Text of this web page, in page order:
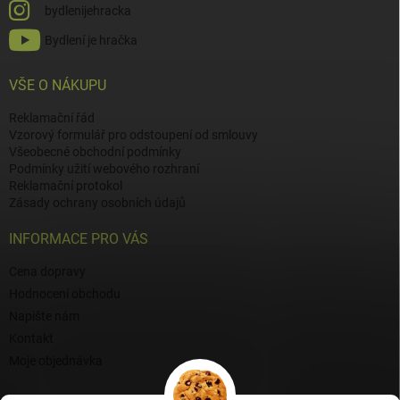
bydlenijehracka
Bydlení je hračka
VŠE O NÁKUPU
Reklamační řád
Vzorový formulář pro odstoupení od smlouvy
Všeobecné obchodní podmínky
Podmínky užití webového rozhraní
Reklamační protokol
Zásady ochrany osobních údajů
INFORMACE PRO VÁS